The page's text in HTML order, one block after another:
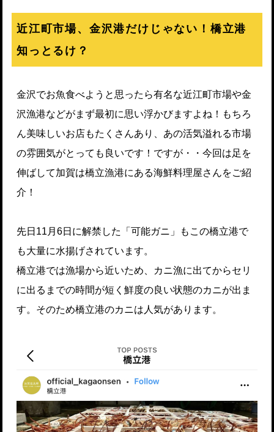
近江町市場、金沢港だけじゃない！橋立港
知っとるけ？
金沢でお魚食べようと思ったら有名な近江町市場や金
沢漁港などがまず最初に思い浮かびますよね！もちろ
ん美味しいお店もたくさんあり、あの活気溢れる市場
の雰囲気がとっても良いです！ですが・・今回は足を
伸ばして加賀は橋立漁港にある海鮮料理屋さんをご紹
介！
先日11月6日に解禁した「可能ガニ」もこの橋立港で
も大量に水揚げされています。
橋立港では漁場から近いため、カニ漁に出てからセリ
に出るまでの時間が短く鮮度の良い状態のカニが出ま
す。そのため橋立港のカニは人気があります。